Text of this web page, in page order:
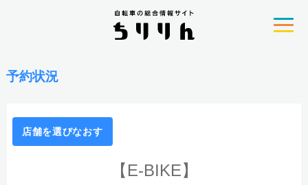
予約状況
店舗を選びなおす
【E-BIKE】